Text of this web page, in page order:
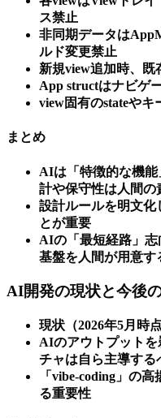
ス禁止
非同期データは
ルド変更禁止
新規view追加時、既
App structはナビゲ
view固有のstateやキ
まとめ
AIは「特徴的な機
計や保守性は人間の
設計ルールを明文化
とが重要
AIの「最短経路」
基盤を人間が用意す
AI開発の現状と今後
現状（2026年5月時
AIのアウトプット
チャは自ら主導する
「vibe-coding」の
る重要性